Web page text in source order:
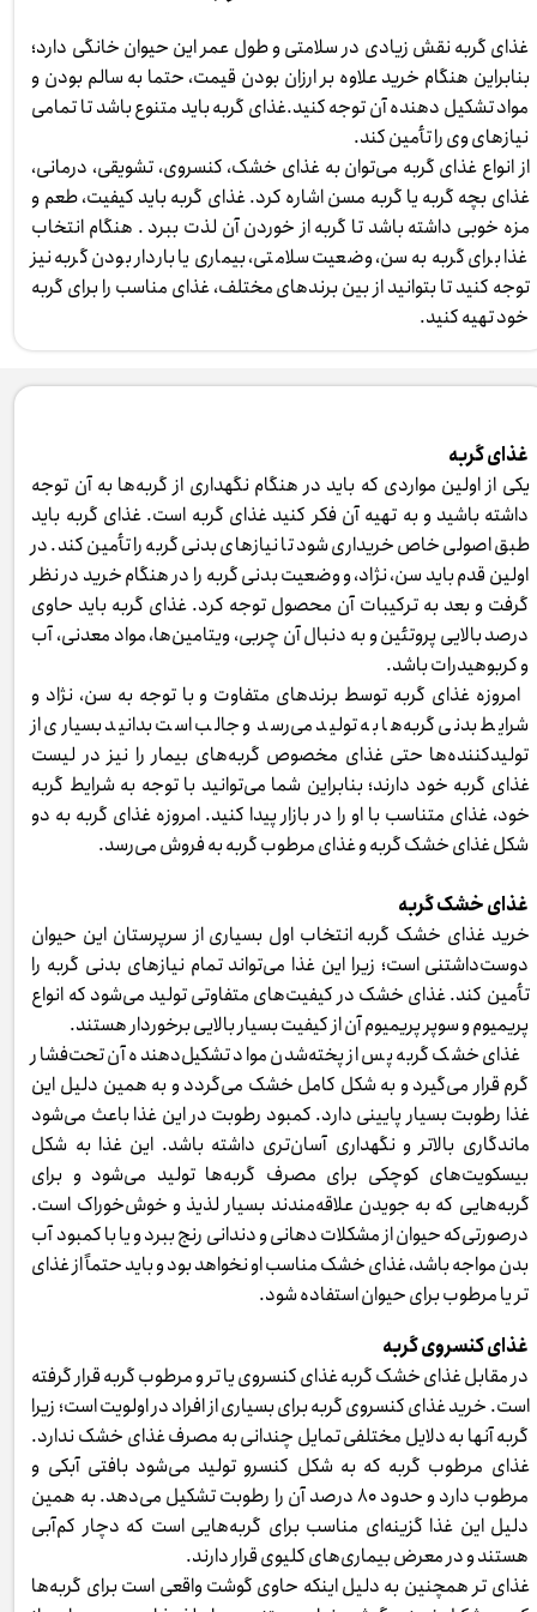
غذای گربه نقش زیادی در سلامتی و طول عمر این حیوان خانگی دارد؛
بنابراین هنگام خرید علاوه بر ارزان بودن قیمت، حتما به سالم بودن و
مواد تشکیل دهنده آن توجه کنید.غذای گربه باید متنوع باشد تا تمامی
نیازهای وی را تأمین کند.
از انواع غذای گربه می‌توان به غذای خشک، کنسروی، تشویقی، درمانی،
غذای بچه گربه یا گربه مسن اشاره کرد. غذای گربه باید کیفیت، طعم و
مزه خوبی داشته باشد تا گربه از خوردن آن لذت ببرد . هنگام انتخاب
غذا برای گربه به سن، وضعیت سلامتی، بیماری یا باردار بودن گربه نیز
توجه کنید تا بتوانید از بین برندهای مختلف، غذای مناسب را برای گربه
خود تهیه کنید. ​​​​​​​
غذای گربه
یکی از اولین مواردی که باید در هنگام نگهداری از گربه‌ها به آن توجه
داشته باشید و به تهیه آن فکر کنید غذای گربه است. غذای گربه باید
طبق اصولی خاص خریداری شود تا نیازهای بدنی گربه را تأمین کند. در
اولین قدم باید سن، نژاد، و وضعیت بدنی گربه را در هنگام خرید در نظر
گرفت و بعد به ترکیبات آن محصول توجه کرد. غذای گربه باید حاوی
درصد بالایی پروتئین و به دنبال آن چربی، ویتامین‌ها، مواد معدنی، آب
و کربوهیدرات باشد.
امروزه غذای گربه توسط برندهای متفاوت و با توجه به سن، نژاد و
شرایط بدنی گربه‌ها به تولید می‌رسد و جالب است بدانید بسیاری از
تولیدکننده‌ها حتی غذای مخصوص گربه‌های بیمار را نیز در لیست
غذای گربه خود دارند؛ بنابراین شما می‌توانید با توجه به شرایط گربه
خود، غذای متناسب با او را در بازار پیدا کنید. امروزه غذای گربه به دو
شکل غذای خشک گربه و غذای مرطوب گربه به فروش می‌رسد.
غذای خشک گربه
خرید غذای خشک گربه انتخاب اول بسیاری از سرپرستان این حیوان
دوست‌داشتنی است؛ زیرا این غذا می‌تواند تمام نیازهای بدنی گربه را
تأمین کند. غذای خشک در کیفیت‌های متفاوتی تولید می‌شود که انواع
پریمیوم و سوپر پریمیوم آن از کیفیت بسیار بالایی برخوردار هستند.
غذای خشک گربه پس از پخته‌شدن مواد تشکیل‌دهنده آن تحت‌فشار
گرم قرار می‌گیرد و به شکل کامل خشک می‌گردد و به همین دلیل این
غذا رطوبت بسیار پایینی دارد. کمبود رطوبت در این غذا باعث می‌شود
ماندگاری بالاتر و نگهداری آسان‌تری داشته باشد. این غذا به شکل
بیسکویت‌های کوچکی برای مصرف گربه‌ها تولید می‌شود و برای
گربه‌هایی که به جویدن علاقه‌مندند بسیار لذیذ و خوش‌خوراک است.
درصورتی‌که حیوان از مشکلات دهانی و دندانی رنج ببرد و یا با کمبود آب
بدن مواجه باشد، غذای خشک مناسب او نخواهد بود و باید حتماً از غذای
تر یا مرطوب برای حیوان استفاده شود.
غذای کنسروی گربه
در مقابل غذای خشک گربه غذای کنسروی یا تر و مرطوب گربه قرار گرفته
است. خرید غذای کنسروی گربه برای بسیاری از افراد در اولویت است؛ زیرا
گربه آنها به دلایل مختلفی تمایل چندانی به مصرف غذای خشک ندارد.
غذای مرطوب گربه که به شکل کنسرو تولید می‌شود بافتی آبکی و
مرطوب دارد و حدود ۸۰ درصد آن را رطوبت تشکیل می‌دهد. به همین
دلیل این غذا گزینه‌ای مناسب برای گربه‌هایی است که دچار کم‌آبی
هستند و در معرض بیماری‌های کلیوی قرار دارند.
غذای تر همچنین به دلیل اینکه حاوی گوشت واقعی است برای گربه‌ها